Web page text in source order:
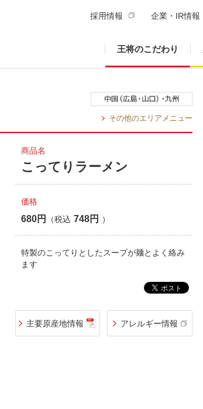
採用情報 企業・IR情報
王将のこだわり
その他のエリアメニュー
商品名
こってりラーメン
価格
680円 （税込 748円 ）
特製のこってりとしたスープが麺とよく絡み
ます
主要原産地情報 アレルギー情報